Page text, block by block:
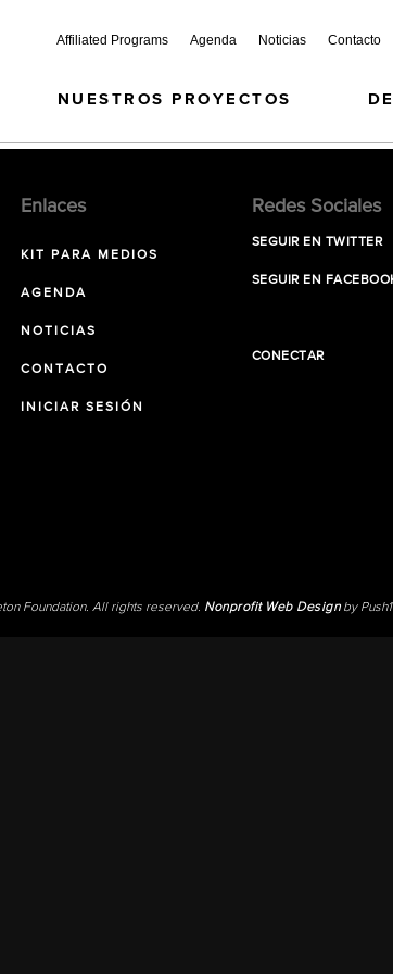
Affiliated Programs Agenda Noticias Contacto
NUESTROS PROYECTOS
Enlaces
KIT PARA MEDIOS
AGENDA
NOTICIAS
CONTACTO
INICIAR SESIÓN
Redes Sociales
SEGUIR EN TWITTER
SEGUIR EN
CONECTAR
Foundation. All rights reserved. Nonprofit Web Designby